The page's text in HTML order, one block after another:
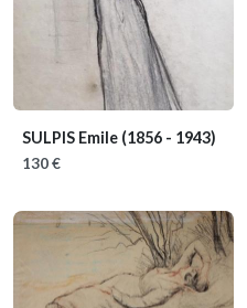
SULPIS Emile (1856 - 1943)
130 €